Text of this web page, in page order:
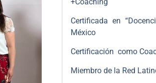
Certificada en
México
Certificación como
Miembro de la Red